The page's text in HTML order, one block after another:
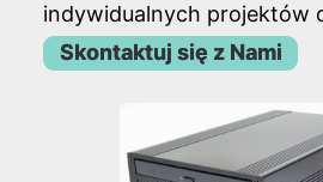
indywidualnych projektów
Skontaktuj się z Nami